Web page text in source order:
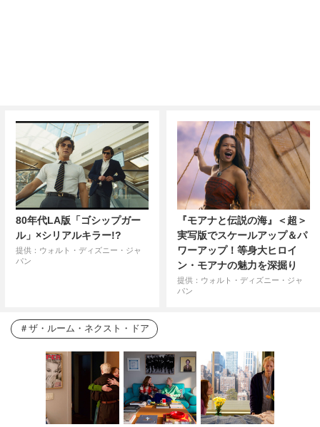
80年代LA版「ゴシップガー
ル」×シリアルキラー!?
提供：ウォルト・ディズニー・ジャ
パン
『モアナと伝説の海』＜超＞
実写版でスケールアップ＆パ
ワーアップ！等身大ヒロイ
ン・モアナの魅力を深掘り
提供：ウォルト・ディズニー・ジャ
パン
ザ・ルーム・ネクスト・ドア